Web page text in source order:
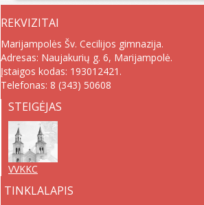
REKVIZITAI
Marijampolės Šv. Cecilijos gimnazija.
Adresas: Naujakurių g. 6, Marijampolė.
Įstaigos kodas: 193012421.
Telefonas: 8 (343) 50608
STEIGĖJAS
VVKKC
TINKLALAPIS